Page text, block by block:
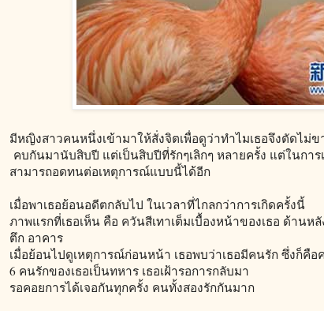
มีหญิงสาวคนหนึ่งเข้ามาให้สั่งจิตเพื่อดูว่าทำไมเธอจึงตัดไม่
คบกันมานับสิบปี แต่เป็นสิบปีที่รักๆเลิกๆ หลายครั้ง แต่ในการ
สามารถอดทนต่อเหตุการณ์แบบนี้ได้อีก
เมื่อพาเธอย้อนอดีตกลับไป ในเวลาที่ไกลกว่าการเกิดครั้งนี้
ภาพแรกที่เธอเห็น คือ ควันสีเทาเต็มเบื้องหน้าของเธอ ด้านห
ตึก อาคาร
เมื่อย้อนไปดูเหตุการณ์ก่อนหน้า เธอพบว่าเธอมีคนรัก ซึ่งก็คื
6 คนรักของเธอเป็นทหาร เธอเฝ้ารอการกลับมา
รอคอยการได้เจอกันทุกครั้ง คนทั้งสองรักกันมาก